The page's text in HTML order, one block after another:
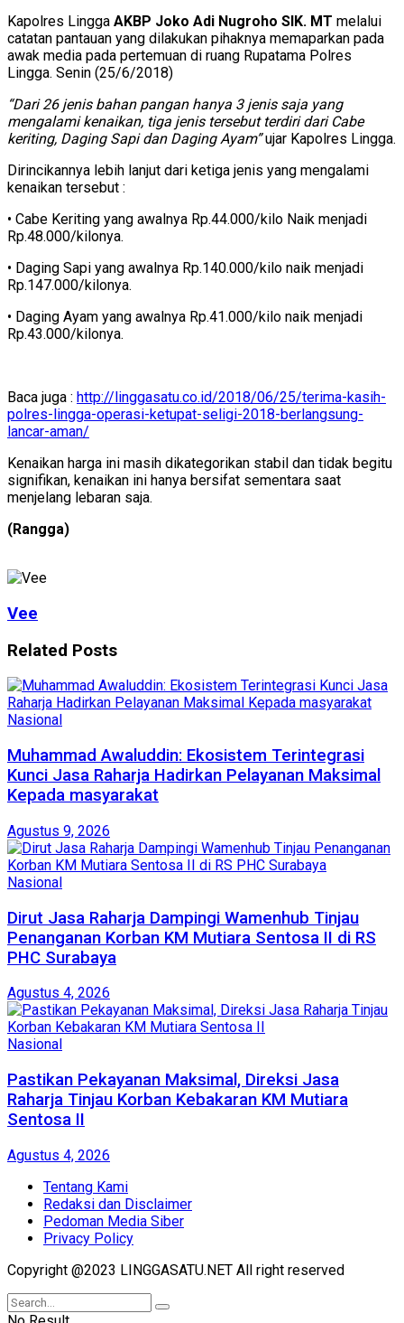
Kapolres Lingga AKBP Joko Adi Nugroho SIK. MT melalui
catatan pantauan yang dilakukan pihaknya memaparkan pada
awak media pada pertemuan di ruang Rupatama Polres
Lingga. Senin (25/6/2018)
“Dari 26 jenis bahan pangan hanya 3 jenis saja yang
mengalami kenaikan, tiga jenis tersebut terdiri dari Cabe
keriting, Daging Sapi dan Daging Ayam”ujar Kapolres Lingga.
Dirincikannya lebih lanjut dari ketiga jenis yang mengalami
kenaikan tersebut :
• Cabe Keriting yang awalnya Rp.44.000/kilo Naik menjadi
Rp.48.000/kilonya.
• Daging Sapi yang awalnya Rp.140.000/kilo naik menjadi
Rp.147.000/kilonya.
• Daging Ayam yang awalnya Rp.41.000/kilo naik menjadi
Rp.43.000/kilonya.
Baca juga : http://linggasatu.co.id/2018/06/25/terima-kasih-
polres-lingga-operasi-ketupat-seligi-2018-berlangsung-
lancar-aman/
Kenaikan harga ini masih dikategorikan stabil dan tidak begitu
signifikan, kenaikan ini hanya bersifat sementara saat
menjelang lebaran saja.
(Rangga)
Vee
Related Posts
Nasional
Muhammad Awaluddin: Ekosistem Terintegrasi
Kunci Jasa Raharja Hadirkan Pelayanan Maksimal
Kepada masyarakat
Agustus 9, 2026
Nasional
Dirut Jasa Raharja Dampingi Wamenhub Tinjau
Penanganan Korban KM Mutiara Sentosa II di RS
PHC Surabaya
Agustus 4, 2026
Nasional
Pastikan Pekayanan Maksimal, Direksi Jasa
Raharja Tinjau Korban Kebakaran KM Mutiara
Sentosa II
Agustus 4, 2026
Tentang Kami
Redaksi dan Disclaimer
Pedoman Media Siber
Privacy Policy
Copyright @2023 LINGGASATU.NET All right reserved